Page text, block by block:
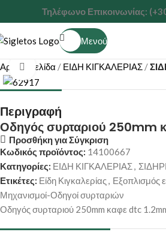
Τηλέφωνο Επικοινωνίας:
Μενού
Αρχική σελίδα ΕΙΔΗ ΚΙΓΚΑΛΕΡΙΑΣ
Κάντε κλικ για μεγέθυνση
Περιγραφή
Οδηγός συρταριού 250mm
Προσθήκη για Σύγκριση
Κωδικός προϊόντος: 14100667
Κατηγορίες: ΕΙΔΗ ΚΙΓΚΑΛΕΡΙΑΣ,
Ετικέτες: Είδη Κιγκαλερίας,
Μηχανισμοί-Οδηγοί συρταριών
Οδηγός συρταριού 250mm καφε dtc